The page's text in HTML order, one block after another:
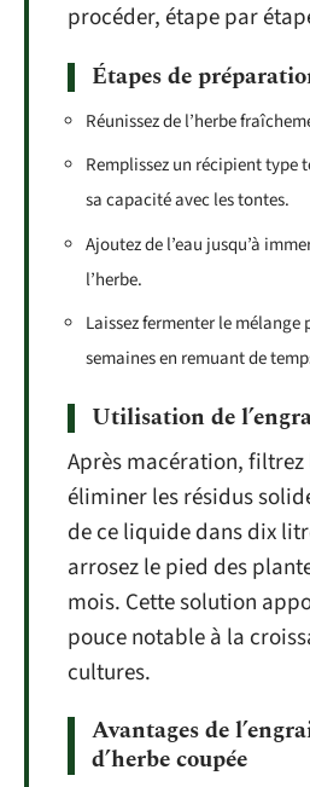
procéder, étape par
Étapes de
Réunissez de l’herbe
Remplissez un récipient type
sa capacité avec les tontes.
Ajoutez de l’eau jusqu’à
l’herbe.
Laissez fermenter le
semaines en remuant de
Utilisation de
Après macération,
éliminer les résidus
de ce liquide dans dix
arrosez le pied des
mois. Cette solution
pouce notable à la
cultures.
Avantages de
d’herbe coupée